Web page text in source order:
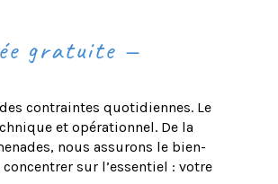
gratuite —
contraintes quotidiennes. Le
et opérationnel. De la
nous assurons le bien-
sur l’essentiel : votre